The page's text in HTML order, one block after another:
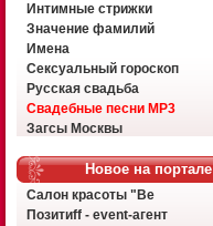
Интимные стрижки
Значение фамилий
Имена
Сексуальный гороскоп
Русская свадьба
Свадебные песни MP3
Загсы Москвы
Новое на портале
Салон красоты "Ве
Позитиff - event-агент